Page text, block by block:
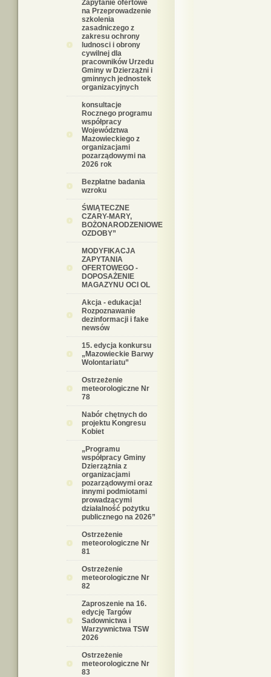
Zapytanie ofertowe
na Przeprowadzenie
szkolenia
zasadniczego z
zakresu ochrony
ludnosci i obrony
cywilnej dla
pracowników Urzedu
Gminy w Dzierzążni i
gminnych jednostek
organizacyjnych
konsultacje
Rocznego programu
współpracy
Województwa
Mazowieckiego z
organizacjami
pozarządowymi na
2026 rok
Bezpłatne badania
wzroku
ŚWIĄTECZNE
CZARY-MARY,
BOŻONARODZENIOWE
OZDOBY”
MODYFIKACJA
ZAPYTANIA
OFERTOWEGO -
DOPOSAŻENIE
MAGAZYNU OCI OL
Akcja - edukacja!
Rozpoznawanie
dezinformacji i fake
newsów
15. edycja konkursu
„Mazowieckie Barwy
Wolontariatu”
Ostrzeżenie
meteorologiczne Nr
78
Nabór chętnych do
projektu Kongresu
Kobiet
„Programu
współpracy Gminy
Dzierzążnia z
organizacjami
pozarządowymi oraz
innymi podmiotami
prowadzącymi
działalność pożytku
publicznego na 2026”
Ostrzeżenie
meteorologiczne Nr
81
Ostrzeżenie
meteorologiczne Nr
82
Zaproszenie na 16.
edycję Targów
Sadownictwa i
Warzywnictwa TSW
2026
Ostrzeżenie
meteorologiczne Nr
83